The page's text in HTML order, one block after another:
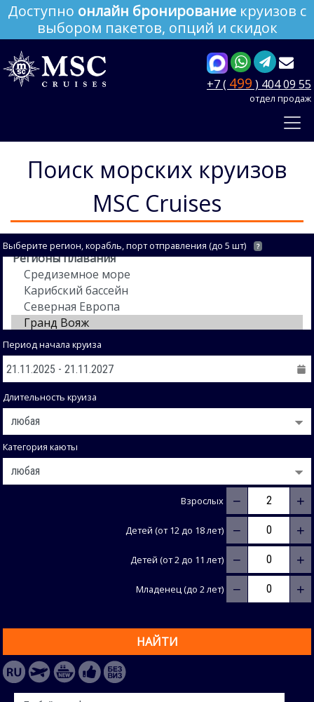
Доступно онлайн бронирование круизов с
выбором пакетов, опций и скидок
+7 ( 499 ) 404 09 55
отдел продаж
Поиск морских круизов
MSC Cruises
Выберите регион, корабль, порт отправления (до 5 шт) ?
Период начала круиза
Длительность круиза
Категория каюты
Взрослых − +
Детей (от 12 до 18 лет) − +
Детей (от 2 до 11 лет) − +
Младенец (до 2 лет) − +
НАЙТИ